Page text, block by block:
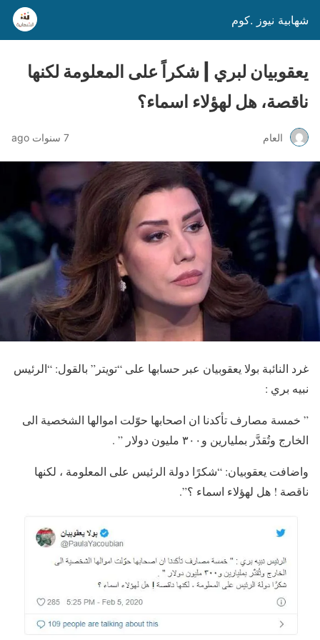
شهابية نيوز .كوم
يعقوبيان لبري | شكراً على المعلومة لكنها
ناقصة، هل لهؤلاء اسماء؟
العام 7 سنوات ago
غرد النائبة بولا يعقوبيان عبر حسابها على “تويتر” بالقول: “الرئيس
نبيه بري :
” خمسة مصارف تأكدنا ان اصحابها حوّلت اموالها الشخصية الى
الخارج وتُقدَّر بمليارين و٣٠٠ مليون دولار ” .
واضافت يعقوبيان: “شكرًا دولة الرئيس على المعلومة ، لكنها
ناقصة ! هل لهؤلاء اسماء ؟”.